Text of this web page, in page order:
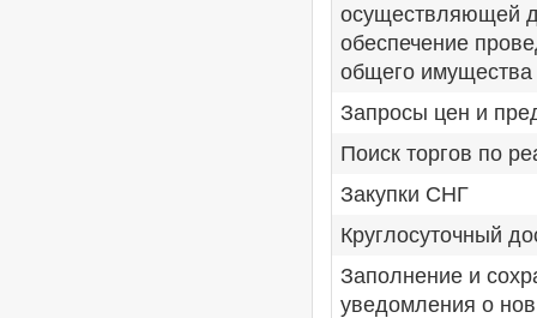
осуществляющей
обеспечение
общего имущества
Запросы цен и
Поиск торгов по
Закупки СНГ
Круглосуточный
Заполнение и
уведомления о